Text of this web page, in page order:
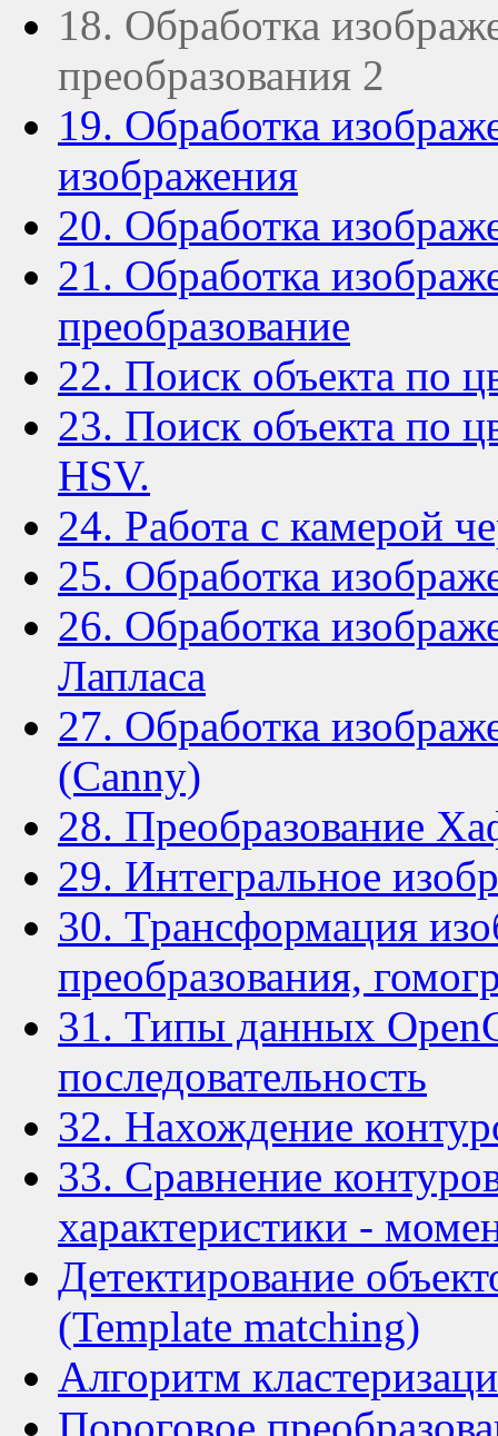
18. Обработка
преобразования 2
19. Обработка
изображения
20. Обработка
21. Обработка
преобразование
22. Поиск объекта по
23. Поиск объекта по
HSV.
24. Работа с камерой
25. Обработка
26. Обработка
Лапласа
27. Обработка
(Canny)
28. Преобразование
29. Интегральное
30. Трансформация
преобразования,
31. Типы данных
последовательность
32. Нахождение
33. Сравнение
характеристики -
Детектирование
(Template matching)
Алгоритм